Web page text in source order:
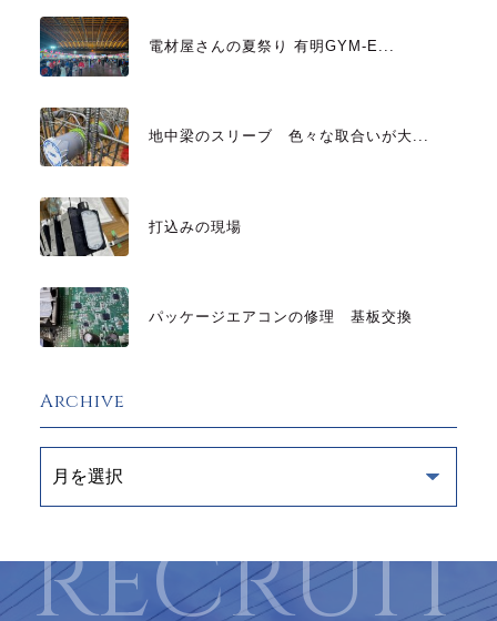
電材屋さんの夏祭り 有明GYM-E...
地中梁のスリーブ 色々な取合いが大...
打込みの現場
パッケージエアコンの修理 基板交換
Archive